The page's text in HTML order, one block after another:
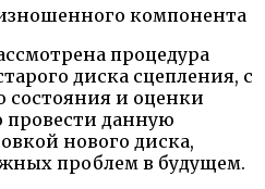
процедура
диска сцепления, с
состояния и оценки
провести данную
нового диска,
проблем в будущем.